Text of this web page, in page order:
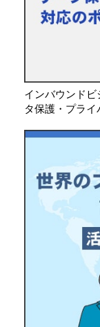
インバウンド
タ保護・プラ